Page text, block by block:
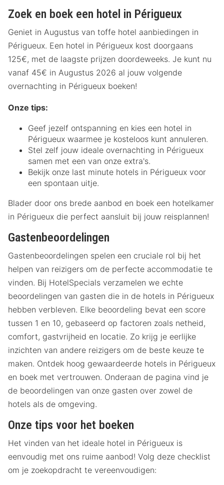
Zoek en boek een hotel in Périgueux
Geniet in Augustus van toffe hotel aanbiedingen in
Périgueux. Een hotel in Périgueux kost doorgaans
125€, met de laagste prijzen doordeweeks. Je kunt nu
vanaf 45€ in Augustus 2026 al jouw volgende
overnachting in Périgueux boeken!
Onze tips:
Geef jezelf ontspanning en kies een hotel in
Périgueux waarmee je kosteloos kunt annuleren.
Stel zelf jouw ideale overnachting in Périgueux
samen met een van onze extra's.
Bekijk onze last minute hotels in Périgueux voor
een spontaan uitje.
Blader door ons brede aanbod en boek een hotelkamer
in Périgueux die perfect aansluit bij jouw reisplannen!
Gastenbeoordelingen
Gastenbeoordelingen spelen een cruciale rol bij het
helpen van reizigers om de perfecte accommodatie te
vinden. Bij HotelSpecials verzamelen we echte
beoordelingen van gasten die in de hotels in Périgueux
hebben verbleven. Elke beoordeling bevat een score
tussen 1 en 10, gebaseerd op factoren zoals netheid,
comfort, gastvrijheid en locatie. Zo krijg je eerlijke
inzichten van andere reizigers om de beste keuze te
maken. Ontdek hoog gewaardeerde hotels in Périgueux
en boek met vertrouwen. Onderaan de pagina vind je
de beoordelingen van onze gasten over zowel de
hotels als de omgeving.
Onze tips voor het boeken
Het vinden van het ideale hotel in Périgueux is
eenvoudig met ons ruime aanbod! Volg deze checklist
om je zoekopdracht te vereenvoudigen: